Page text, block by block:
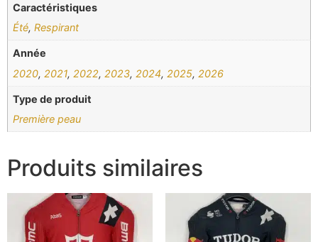
Caractéristiques
Été,Respirant
Année
2020, 2021, 2022, 2023, 2024, 2025, 2026
Type de produit
Première peau
Produits similaires